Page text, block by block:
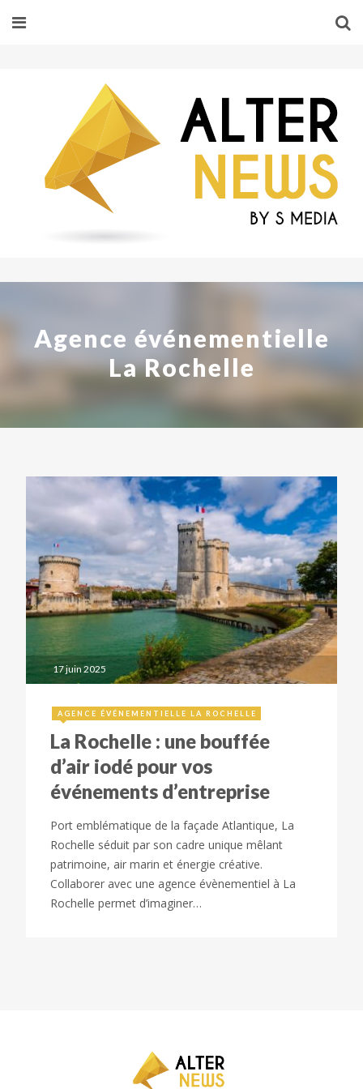
Agence événementielle
La Rochelle
17 juin 2025
AGENCE ÉVÉNEMENTIELLE LA ROCHELLE
La Rochelle : une bouffée
d’air iodé pour vos
événements d’entreprise
Port emblématique de la façade Atlantique, La
Rochelle séduit par son cadre unique mêlant
patrimoine, air marin et énergie créative.
Collaborer avec une agence évènementiel à La
Rochelle permet d’imaginer…